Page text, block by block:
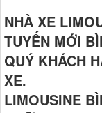
NHÀ XE
TUYẾN MỚI
QUÝ KHÁCH
XE.
LIMOUSINE